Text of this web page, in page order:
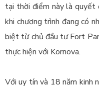
tại thời điểm này là quyết
khi chương trình đang có
biệt từ chủ đầu tư Fort
thực hiện với Kornova.
Vớiuy tín và 18 năm kinh